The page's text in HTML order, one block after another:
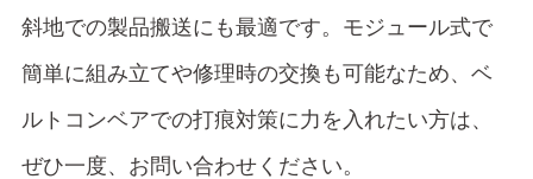
斜地での製品搬送にも最適です。モジュール式で
簡単に組み立てや修理時の交換も可能なため、ベ
ルトコンベアでの打痕対策に力を入れたい方は、
ぜひ一度、お問い合わせください。